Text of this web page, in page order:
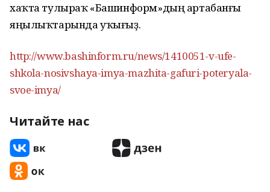
хаҡта тулыраҡ «Башинформ»дың артабанғы
яңылыҡтарында уҡығыҙ.
http://www.bashinform.ru/news/1410051-v-ufe-
shkola-nosivshaya-imya-mazhita-gafuri-poteryala-
svoe-imya/
Читайте нас